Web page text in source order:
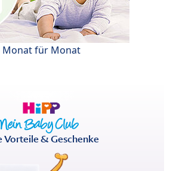
Monat für Monat
Vorteile & Geschenke